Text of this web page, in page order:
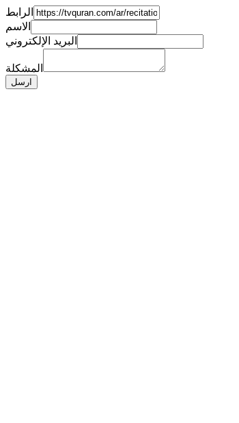
الرابط
الاسم
البريد الإلكتروني
المشكلة
ارسل